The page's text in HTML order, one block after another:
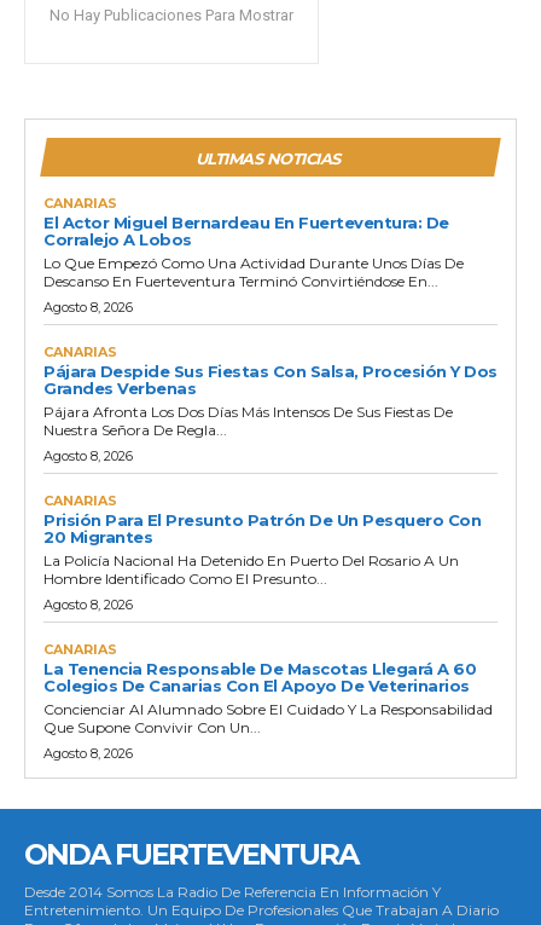
No Hay Publicaciones Para Mostrar
ULTIMAS NOTICIAS
CANARIAS
El Actor Miguel Bernardeau En Fuerteventura: De
Corralejo A Lobos
Lo Que Empezó Como Una Actividad Durante Unos Días De
Descanso En Fuerteventura Terminó Convirtiéndose En...
Agosto 8, 2026
CANARIAS
Pájara Despide Sus Fiestas Con Salsa, Procesión Y Dos
Grandes Verbenas
Pájara Afronta Los Dos Días Más Intensos De Sus Fiestas De
Nuestra Señora De Regla...
Agosto 8, 2026
CANARIAS
Prisión Para El Presunto Patrón De Un Pesquero Con
20 Migrantes
La Policía Nacional Ha Detenido En Puerto Del Rosario A Un
Hombre Identificado Como El Presunto...
Agosto 8, 2026
CANARIAS
La Tenencia Responsable De Mascotas Llegará A 60
Colegios De Canarias Con El Apoyo De Veterinarios
Concienciar Al Alumnado Sobre El Cuidado Y La Responsabilidad
Que Supone Convivir Con Un...
Agosto 8, 2026
ONDA FUERTEVENTURA
Desde 2014 Somos La Radio De Referencia En Información Y
Entretenimiento. Un Equipo De Profesionales Que Trabajan A Diario